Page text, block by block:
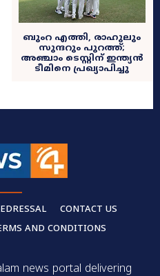
ബുംറ എത്തി, രാഹുലും
സുന്ദറും പുറത്ത്;
അഞ്ചാം ടെസ്റ്റിന് ഇന്ത്യന്‍
ടീമിനെ പ്രഖ്യാപിച്ചു
CONTACT US
AND CONDITIONS
news portal delivering